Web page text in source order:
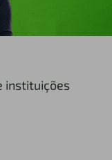
instituições